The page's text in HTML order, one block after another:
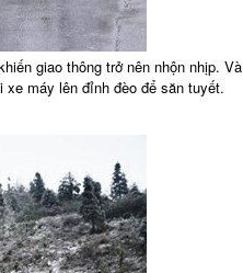
giao thông trở nên nhộn nhịp. Và
xe máy lên đỉnh đèo để săn tuyết.